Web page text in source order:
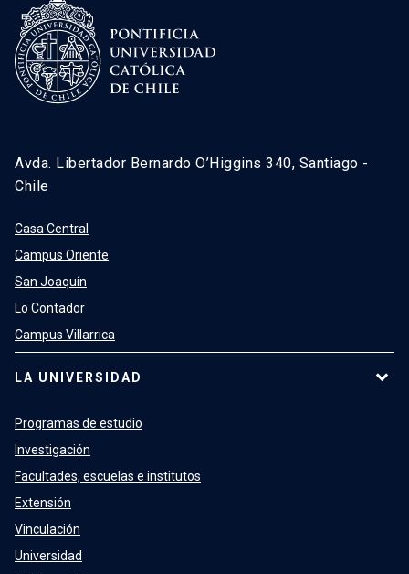
Avda. Libertador Bernardo O’Higgins 340, Santiago -
Chile
Casa Central
Campus Oriente
San Joaquín
Lo Contador
Campus Villarrica
LA UNIVERSIDAD
Programas de estudio
Investigación
Facultades, escuelas e institutos
Extensión
Vinculación
Universidad